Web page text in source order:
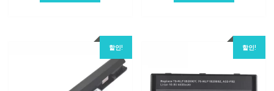
할인! 할인!